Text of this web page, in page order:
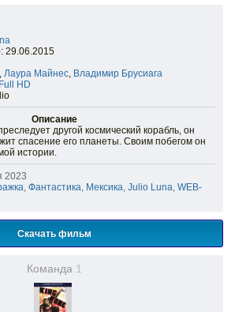
: 29.06.2015
, Лаура Майнес, Владимир Брусиага
Full HD
Описание
другой космический корабль, он
спасение его планеты. Своим побегом он
истории.
2023
, Фантастика, Мексика, Julio Luna, WEB-
Скачать фильм
Команда 1